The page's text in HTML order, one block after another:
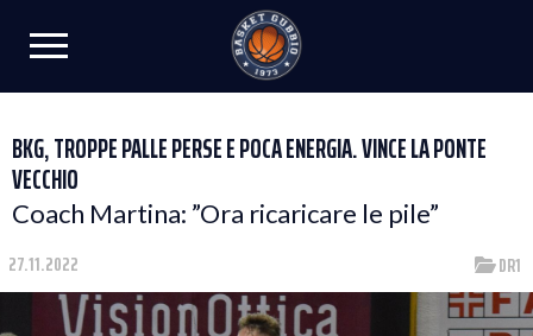
BKG, TROPPE PALLE PERSE E POCA ENERGIA. VINCE LA PONTE
VECCHIO
Coach Martina: ”Ora ricaricare le pile”
27.11.2022 DR1